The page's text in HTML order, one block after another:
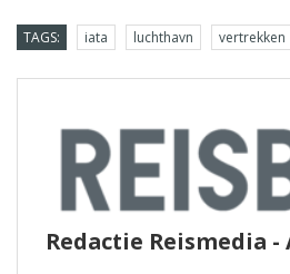
TAGS: iata luchthavn vertrekken
Redactie Reismedia -